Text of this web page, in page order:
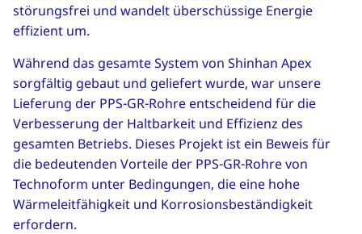
störungsfrei und wandelt überschüssige Energie
effizient um.
Während das gesamte System von Shinhan Apex
sorgfältig gebaut und geliefert wurde, war unsere
Lieferung der PPS-GR-Rohre entscheidend für die
Verbesserung der Haltbarkeit und Effizienz des
gesamten Betriebs. Dieses Projekt ist ein Beweis für
die bedeutenden Vorteile der PPS-GR-Rohre von
Technoform unter Bedingungen, die eine hohe
Wärmeleitfähigkeit und Korrosionsbeständigkeit
erfordern.